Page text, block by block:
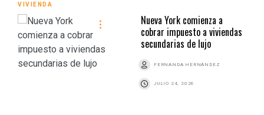
VIVIENDA
Nueva York comienza a
cobrar impuesto a viviendas
secundarias de lujo
FERNANDA HERNÁNDEZ
JULIO 24, 2026